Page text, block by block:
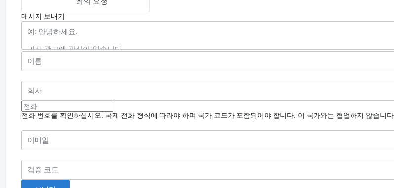
메시지 보내기
전화 번호를 확인하십시오. 국제 전화 형식에 따라야 하며 국가 코드가 포함되어야 합니다. 이 국가와는 협업하지 않습니다